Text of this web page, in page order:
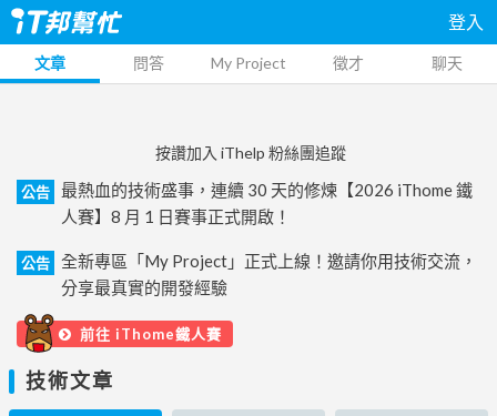
登入
文章 問答 My Project 徵才 聊天
按讚加入 iThelp 粉絲團追蹤
公告
最熱血的技術盛事，連續 30 天的修煉【2026 iThome 鐵
人賽】8 月 1 日賽事正式開啟！
公告
全新專區「My Project」正式上線！邀請你用技術交流，
分享最真實的開發經驗
前往 iThome鐵人賽
技術文章